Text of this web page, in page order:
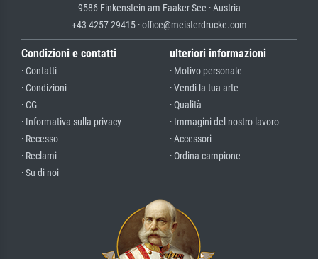
9586 Finkenstein am Faaker See · Austria
+43 4257 29415 · office@meisterdrucke.com
Condizioni e contatti
· Contatti
· Condizioni
· CG
· Informativa sulla privacy
· Recesso
· Reclami
· Su di noi
ulteriori informazioni
· Motivo personale
· Vendi la tua arte
· Qualità
· Immagini del nostro lavoro
· Accessori
· Ordina campione